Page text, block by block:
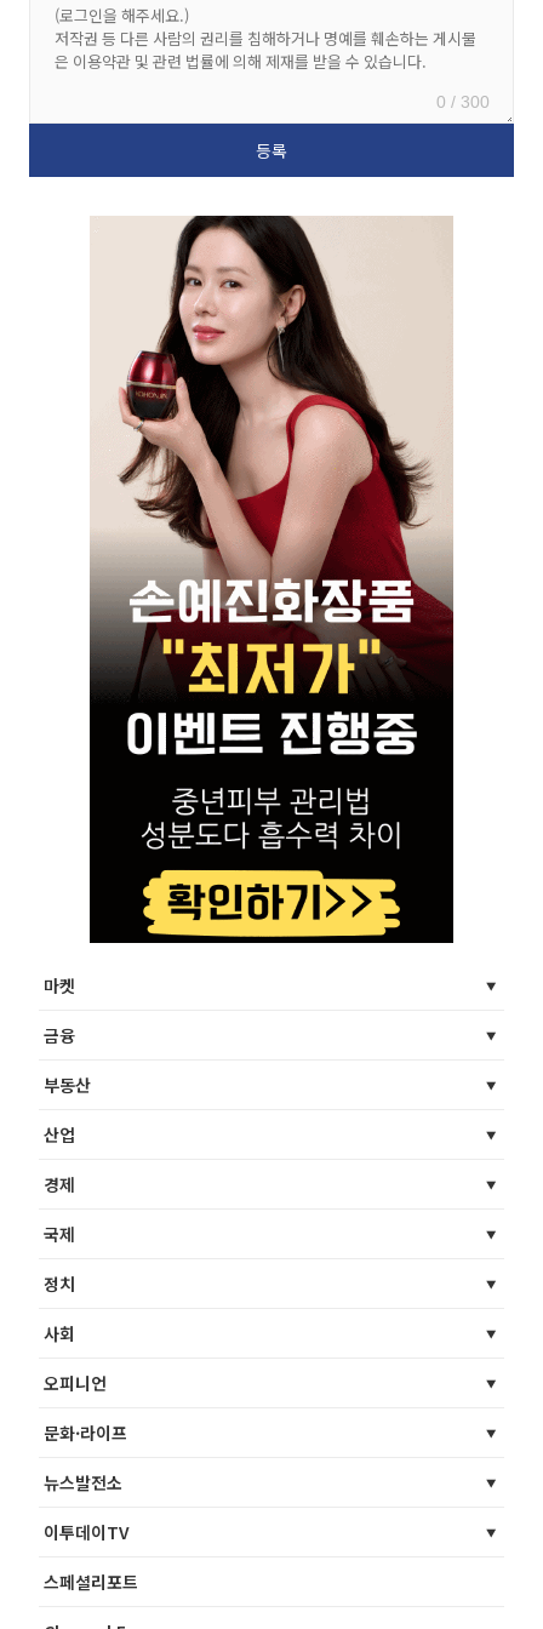
0 / 300
마켓
금융
부동산
산업
경제
국제
정치
사회
오피니언
문화·라이프
뉴스발전소
이투데이TV
스페셜리포트